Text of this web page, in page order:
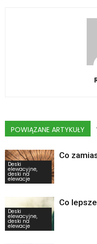
POWIĄZANE ARTYKUŁY
Deski
elewacyjne,
deski na
elewacje
Co
Deski
elewacyjne,
deski na
elewacje
Co